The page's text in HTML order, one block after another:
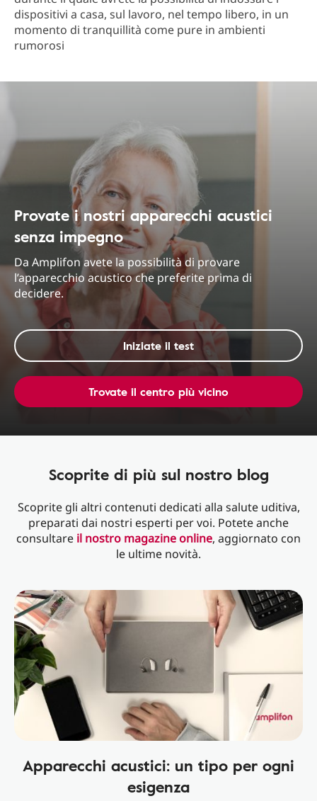
dispositivi a casa, sul lavoro, nel tempo libero, in un
momento di tranquillità come pure in ambienti
rumorosi
Provate i nostri apparecchi acustici
senza impegno
Da Amplifon avete la possibilità di provare
l’apparecchio acustico che preferite prima di
decidere.
Iniziate il test
Trovate il centro più vicino
Scoprite di più sul nostro blog
Scoprite gli altri contenuti dedicati alla salute uditiva,
preparati dai nostri esperti per voi. Potete anche
consultare il nostro magazine online, aggiornato con
le ultime novità.
Apparecchi acustici: un tipo per ogni
esigenza